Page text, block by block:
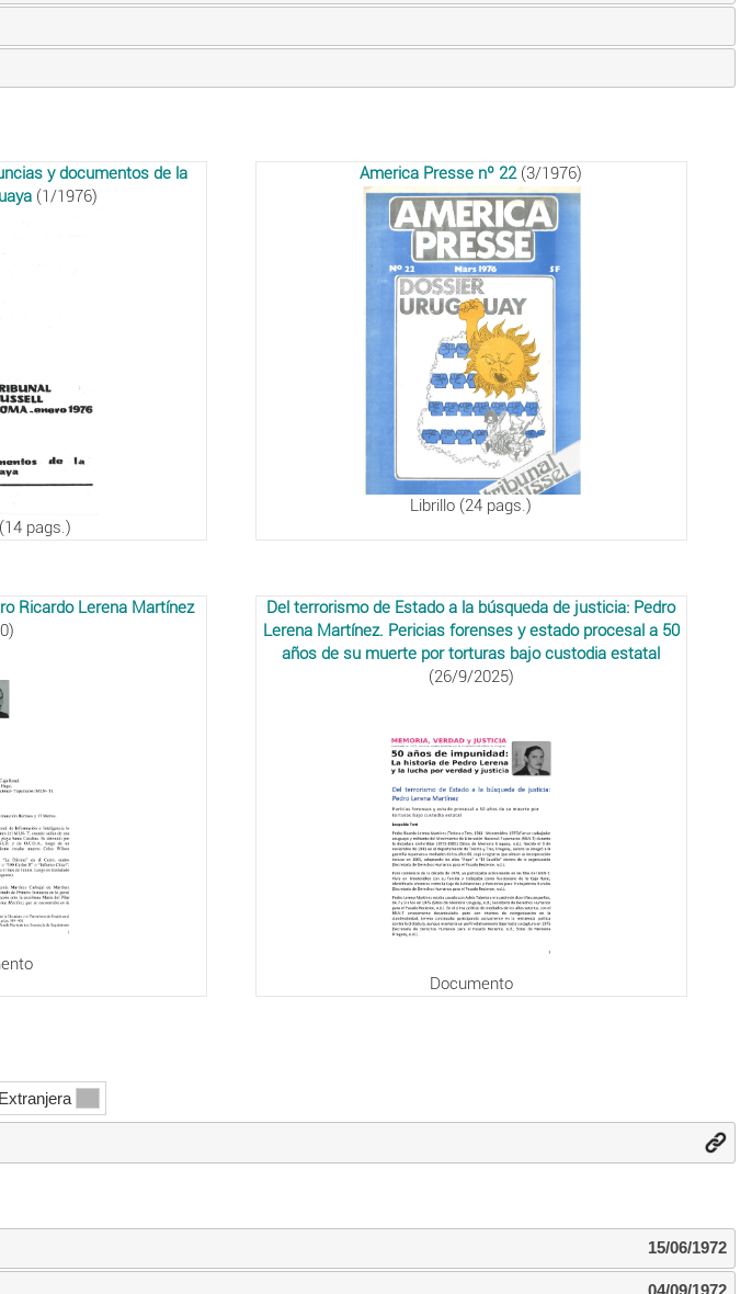
y documentos de la
(1/1976)
pags.)
America Presse nº 22(3/1976)
Librillo (24 pags.)
Ricardo Lerena Martínez
Del terrorismo de Estado a la búsqueda de justicia: Pedro
Lerena Martínez. Pericias forenses y estado procesal a 50
años de su muerte por torturas bajo custodia estatal
(26/9/2025)
Documento
Extranjera
15/06/1972